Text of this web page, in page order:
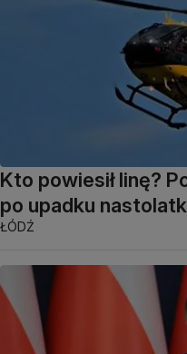
Kto powiesił linę?
po upadku
ŁÓDŹ